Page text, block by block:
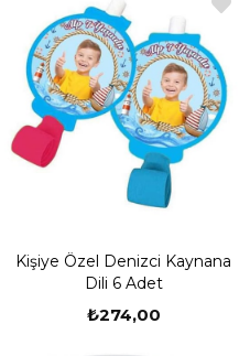
Kişiye Özel Denizci Kaynana
Dili 6 Adet
₺274,00